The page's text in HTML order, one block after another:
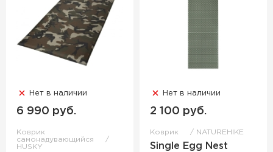
Нет в наличии
6 990 руб.
Коврик
самонадувающийся
HUSKY
Нет в наличии
2 100 руб.
Коврик NATUREHIKE
Single Egg Nest